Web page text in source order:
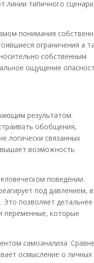
линии типичного
понимания
ограничения а
собственным
ощущение
результатом.
обобщения,
логически связанных
возможность
поведении.
под давлением, в
Это позволяет детальнее
переменные, которые
самоанализа.
осмысление о личных